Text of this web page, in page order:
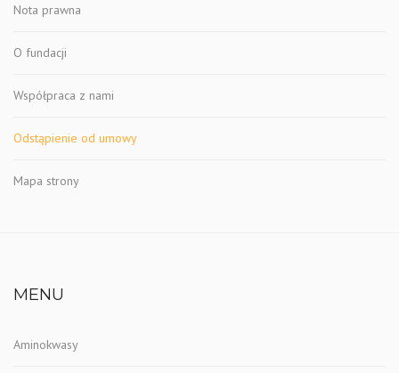
Nota prawna
O fundacji
Współpraca z nami
Odstąpienie od umowy
Mapa strony
MENU
Aminokwasy